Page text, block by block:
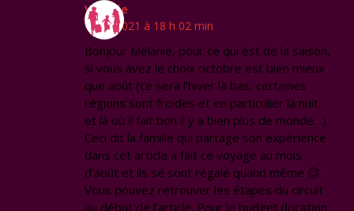
Virginie
4 juin 2021 à 18 h 02 min
Bonjour Mélanie, pour ce qui est de la saison,
si vous avez le choix octobre est bien mieux
que août (ce sera l’hiver là bas, certaines
régions sont froides et en particulier la nuit,
et là où il fait bon il y a bien plus de monde…).
Ceci dit la famille qui partage son expérience
dans cet article a fait ce voyage au mois
d’août et ils se sont régalé quand même 😉
Vous pouvez retrouver les étapes du circuit
au début de l’article. Pour le budget (location